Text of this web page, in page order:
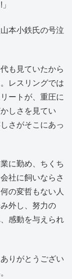
本小鉄氏の号泣
も見ていたから
レスリングでは
ートが、重圧に
しさを見てい
さがそこにあっ
に勤め、ちくち
社に飼いならさ
の変哲もない人
外し、努力の
感動を与えられ
りがとうござい